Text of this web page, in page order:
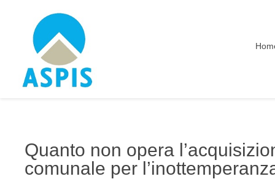
Quanto non opera
comunale per